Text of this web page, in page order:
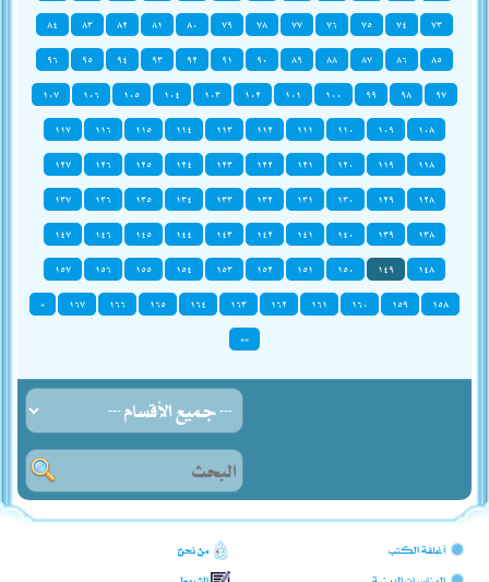
٧٣
٧٤ ٧٥ ٧٦ ٧٧ ٧٨ ٧٩ ٨٠ ٨١ ٨٢ ٨٣
٨٤
٨٥
٨٦ ٨٧ ٨٨ ٨٩ ٩٠ ٩١ ٩٢ ٩٣ ٩٤ ٩٥
٩٦
٩٧
٩٨ ٩٩ ١٠٠ ١٠١ ١٠٢ ١٠٣ ١٠٤ ١٠٥ ١٠٦
١٠٧
١٠٨
١٠٩ ١١٠ ١١١ ١١٢ ١١٣ ١١٤ ١١٥ ١١٦
١١٧
١١٨
١١٩ ١٢٠ ١٢١ ١٢٢ ١٢٣ ١٢٤ ١٢٥ ١٢٦
١٢٧
١٢٨
١٢٩ ١٣٠ ١٣١ ١٣٢ ١٣٣ ١٣٤ ١٣٥ ١٣٦
١٣٧
١٣٨
١٣٩ ١٤٠ ١٤١ ١٤٢ ١٤٣ ١٤٤ ١٤٥ ١٤٦
١٤٧
١٤٨
١٤٩ ١٥٠ ١٥١ ١٥٢ ١٥٣ ١٥٤ ١٥٥ ١٥٦
١٥٧
١٥٨
١٥٩ ١٦٠ ١٦١ ١٦٢ ١٦٣ ١٦٤ ١٦٥ ١٦٦ ١٦٧
»
»»
أغلفة الكتب
من نحن؟